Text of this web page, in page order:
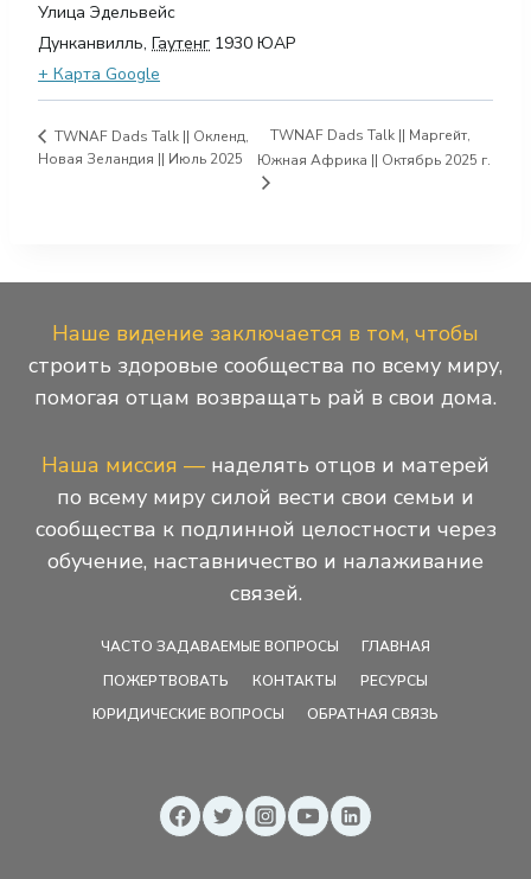
Улица Эдельвейс
Дунканвилль, Гаутенг 1930 ЮАР
+ Карта Google
TWNAF Dads Talk || Окленд,
Новая Зеландия || Июль 2025
TWNAF Dads Talk || Маргейт,
Южная Африка || Октябрь 2025 г.
Наше видение заключается в том, чтобы
строить здоровые сообщества по всему миру,
помогая отцам возвращать рай в свои дома.
Наша миссия — наделять отцов и матерей
по всему миру силой вести свои семьи и
сообщества к подлинной целостности через
обучение, наставничество и налаживание
связей.
ЧАСТО ЗАДАВАЕМЫЕ ВОПРОСЫ
ГЛАВНАЯ
ПОЖЕРТВОВАТЬ
КОНТАКТЫ
РЕСУРСЫ
ЮРИДИЧЕСКИЕ ВОПРОСЫ
ОБРАТНАЯ СВЯЗЬ